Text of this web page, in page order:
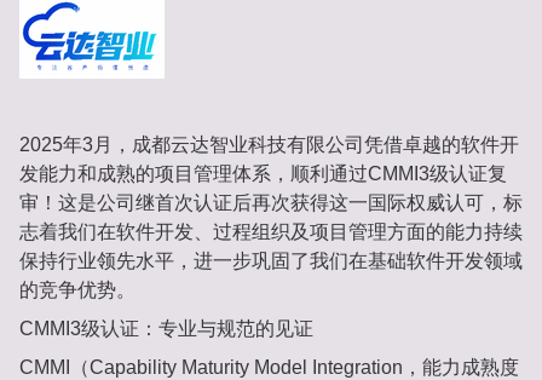
2025年3月，成都云达智业科技有限公司凭借卓越的软件开
发能力和成熟的项目管理体系，顺利通过CMMI3级认证复
审！这是公司继首次认证后再次获得这一国际权威认可，标
志着我们在软件开发、过程组织及项目管理方面的能力持续
保持行业领先水平，进一步巩固了我们在基础软件开发领域
的竞争优势‌。
CMMI3级认证：专业与规范的见证‌
CMMI（Capability Maturity Model Integration，能力成熟度